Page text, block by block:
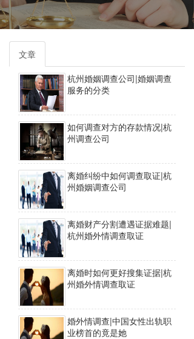
a
文章
杭州婚姻调查公司|婚姻调查
服务的分类
如何调查对方的存款情况|杭
州调查公司
离婚纠纷中如何调查取证|杭
州婚姻调查公司
离婚财产分割遭遇证据难题|
杭州婚外情调查取证
离婚时如何更好搜集证据|杭
州婚外情调查取证
婚外情调查|中国女性出轨职
业榜首的竟是她